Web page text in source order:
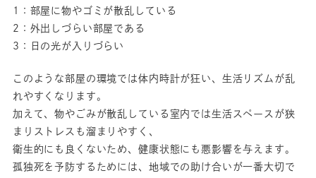
1：部屋に物やゴミが散乱している
2：外出しづらい部屋である
3：日の光が入りづらい
このような部屋の環境では体内時計が狂い、生活リズムが乱
れやすくなります。
加えて、物やごみが散乱している室内では生活スペースが狭
まりストレスも溜まりやすく、
衛生的にも良くないため、健康状態にも悪影響を与えます。
孤独死を予防するためには、地域での助け合いが一番大切で